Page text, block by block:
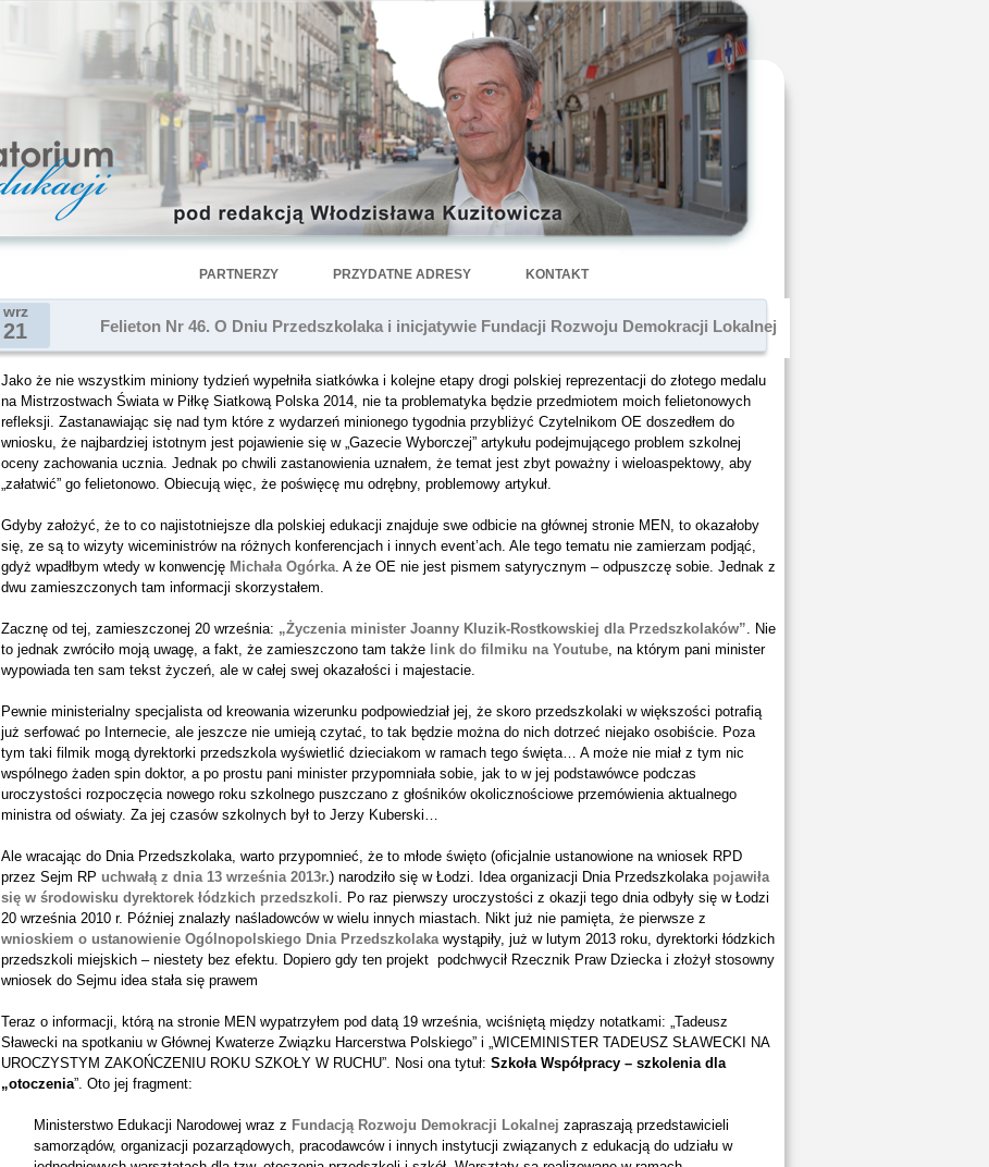
PARTNERZY PRZYDATNE ADRESY KONTAKT
wrz
21 Felieton Nr 46. O Dniu Przedszkolaka i inicjatywie Fundacji Rozwoju Demokracji Lokalnej
Jako że nie wszystkim miniony tydzień wypełniła siatkówka i kolejne etapy drogi polskiej reprezentacji do złotego medalu
na Mistrzostwach Świata w Piłkę Siatkową Polska 2014, nie ta problematyka będzie przedmiotem moich felietonowych
refleksji. Zastanawiając się nad tym które z wydarzeń minionego tygodnia przybliżyć Czytelnikom OE doszedłem do
wniosku, że najbardziej istotnym jest pojawienie się w „Gazecie Wyborczej” artykułu podejmującego problem szkolnej
oceny zachowania ucznia. Jednak po chwili zastanowienia uznałem, że temat jest zbyt poważny i wieloaspektowy, aby
„załatwić” go felietonowo. Obiecują więc, że poświęcę mu odrębny, problemowy artykuł.
Gdyby założyć, że to co najistotniejsze dla polskiej edukacji znajduje swe odbicie na głównej stronie MEN, to okazałoby
się, ze są to wizyty wiceministrów na różnych konferencjach i innych event’ach. Ale tego tematu nie zamierzam podjąć,
gdyż wpadłbym wtedy w konwencję Michała Ogórka. A że OE nie jest pismem satyrycznym – odpuszczę sobie. Jednak z
dwu zamieszczonych tam informacji skorzystałem.
Zacznę od tej, zamieszczonej 20 września: „Życzenia minister Joanny Kluzik-Rostkowskiej dla Przedszkolaków”. Nie
to jednak zwróciło moją uwagę, a fakt, że zamieszczono tam takżelink do filmiku na Youtube, na którym pani minister
wypowiada ten sam tekst życzeń, ale w całej swej okazałości i majestacie.
Pewnie ministerialny specjalista od kreowania wizerunku podpowiedział jej, że skoro przedszkolaki w większości potrafią
już serfować po Internecie, ale jeszcze nie umieją czytać, to tak będzie można do nich dotrzeć niejako osobiście. Poza
tym taki filmik mogą dyrektorki przedszkola wyświetlić dzieciakom w ramach tego święta… A może nie miał z tym nic
wspólnego żaden spin doktor, a po prostu pani minister przypomniała sobie, jak to w jej podstawówce podczas
uroczystości rozpoczęcia nowego roku szkolnego puszczano z głośników okolicznościowe przemówienia aktualnego
ministra od oświaty. Za jej czasów szkolnych był to Jerzy Kuberski…
Ale wracając do Dnia Przedszkolaka, warto przypomnieć, że to młode święto (oficjalnie ustanowione na wniosek RPD
przez Sejm RP uchwałą z dnia 13 września 2013r.) narodziło się w Łodzi. Idea organizacji Dnia Przedszkolaka pojawiła
się w środowisku dyrektorek łódzkich przedszkoli. Po raz pierwszy uroczystości z okazji tego dnia odbyły się w Łodzi
20 września 2010 r. Później znalazły naśladowców w wielu innych miastach. Nikt już nie pamięta, że pierwsze z
wnioskiem o ustanowienie Ogólnopolskiego Dnia Przedszkolaka wystąpiły, już w lutym 2013 roku, dyrektorki łódzkich
przedszkoli miejskich – niestety bez efektu. Dopiero gdy ten projekt podchwycił Rzecznik Praw Dziecka i złożył stosowny
wniosek do Sejmu idea stała się prawem
Teraz o informacji, którą na stronie MEN wypatrzyłem pod datą 19 września, wciśniętą między notatkami: „Tadeusz
Sławecki na spotkaniu w Głównej Kwaterze Związku Harcerstwa Polskiego” i „WICEMINISTER TADEUSZ SŁAWECKI NA
UROCZYSTYM ZAKOŃCZENIU ROKU SZKOŁY W RUCHU”. Nosi ona tytuł: Szkoła Współpracy – szkolenia dla
„otoczenia”. Oto jej fragment:
Ministerstwo Edukacji Narodowej wraz z Fundacją Rozwoju Demokracji Lokalnej zapraszają przedstawicieli
samorządów, organizacji pozarządowych, pracodawców i innych instytucji związanych z edukacją do udziału w